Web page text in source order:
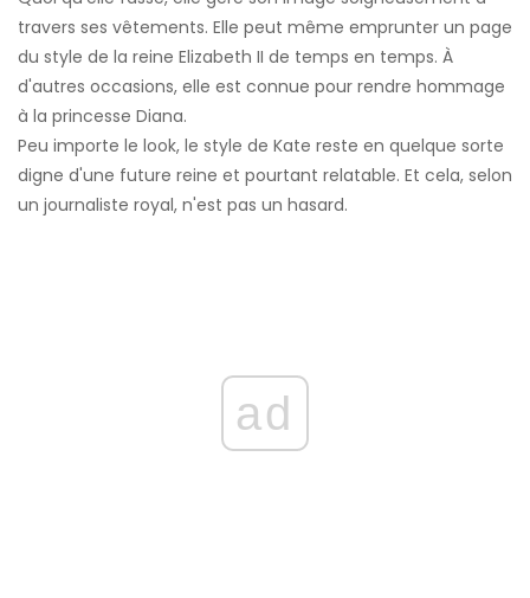
travers ses vêtements. Elle peut même emprunter un page
du style de la reine Elizabeth II de temps en temps. À
d'autres occasions, elle est connue pour rendre hommage
à la princesse Diana.
Peu importe le look, le style de Kate reste en quelque sorte
digne d'une future reine et pourtant relatable. Et cela, selon
un journaliste royal, n'est pas un hasard.
ad